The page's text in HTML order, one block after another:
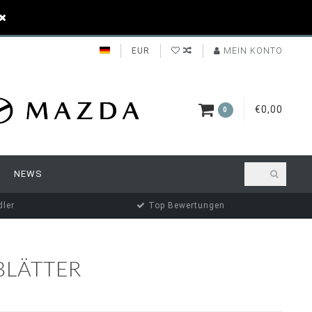
EUR MEIN KONTO
0 €0,00
NEWS
Top Bewertungen